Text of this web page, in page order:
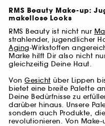
RMS Beauty Make-up:
makellose Looks
RMS Beauty ist nicht nur
strahlender, jugendlicher
Aging-Wirkstoffen
Marke hilft Dir also nicht
gleichzeitig Deine Haut.
Von Gesicht über Lippen
bietet eine breite Palette
Deine Bedürfnisse zu
darüber hinaus. Unsere
sondern auch Produkte,
revolutionieren. Von Make-